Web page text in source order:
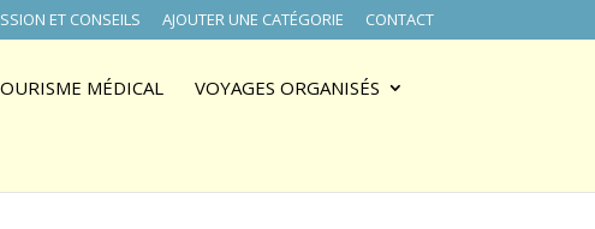
ET CONSEILS AJOUTER UNE CATÉGORIE CONTACT
MÉDICAL VOYAGES ORGANISÉS